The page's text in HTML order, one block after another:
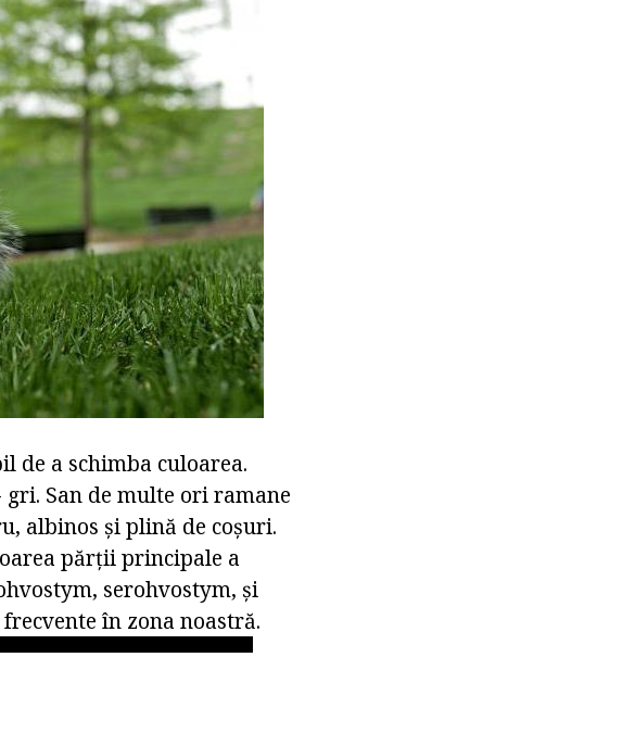
de a schimba culoarea.
San de multe ori ramane
albinos și plină de coșuri.
părții principale a
serohvostym, și
în zona noastră.